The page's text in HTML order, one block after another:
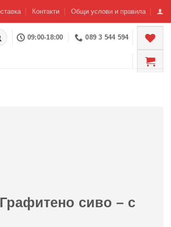
Контакти Общи услови и правила
09:00-18:00 089 3 544 594
сиво – с